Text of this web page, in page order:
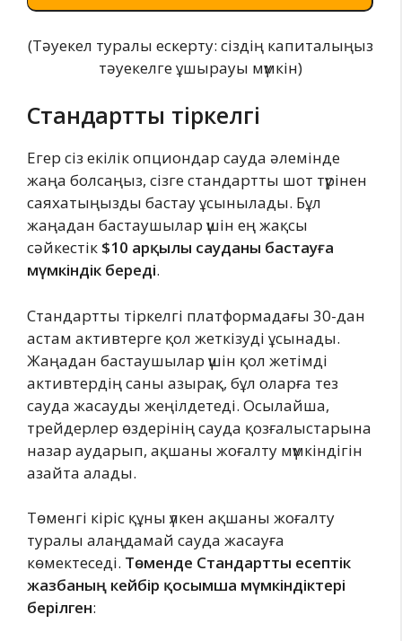
(Тәуекел туралы ескерту: сіздің капиталыңыз
тәуекелге ұшырауы мүмкін)
Стандартты тіркелгі
Егер сіз екілік опциондар сауда әлемінде
жаңа болсаңыз, сізге стандартты шот түрінен
саяхатыңызды бастау ұсынылады. Бұл
жаңадан бастаушылар үшін ең жақсы
сәйкестік $10 арқылы сауданы бастауға
мүмкіндік береді.
Стандартты тіркелгі платформадағы 30-дан
астам активтерге қол жеткізуді ұсынады.
Жаңадан бастаушылар үшін қол жетімді
активтердің саны азырақ, бұл оларға тез
сауда жасауды жеңілдетеді. Осылайша,
трейдерлер өздерінің сауда қозғалыстарына
назар аударып, ақшаны жоғалту мүмкіндігін
азайта алады.
Төменгі кіріс құны үлкен ақшаны жоғалту
туралы алаңдамай сауда жасауға
көмектеседі. Төменде Стандартты есептік
жазбаның кейбір қосымша мүмкіндіктері
берілген: